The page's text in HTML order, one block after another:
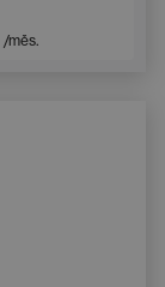
/měs.